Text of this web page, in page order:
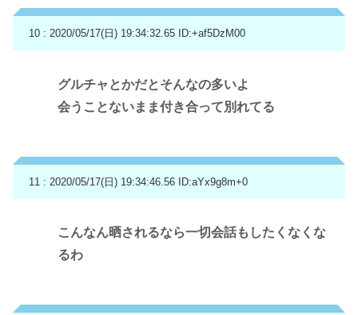
10 : 2020/05/17(日) 19:34:32.65 ID:+af5DzM00
グルチャとかだとそんなの多いよ
会うことないまま付き合って別れてる
11 : 2020/05/17(日) 19:34:46.56 ID:aYx9g8m+0
こんなん晒されるなら一切会話もしたくなくな
るわ